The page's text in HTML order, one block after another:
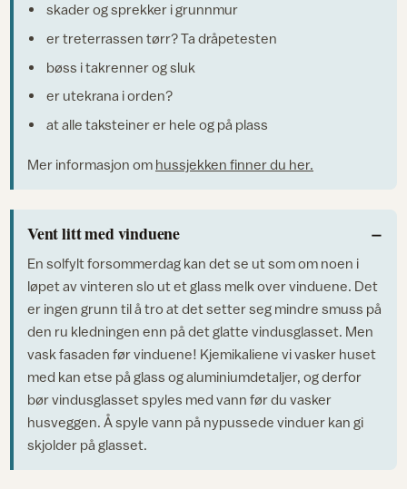
skader og sprekker i grunnmur
er treterrassen tørr? Ta dråpetesten
bøss i takrenner og sluk
er utekrana i orden?
at alle taksteiner er hele og på plass
Mer informasjon om hussjekken finner du her.
Vent litt med vinduene
En solfylt forsommerdag kan det se ut som om noen i
løpet av vinteren slo ut et glass melk over vinduene. Det
er ingen grunn til å tro at det setter seg mindre smuss på
den ru kledningen enn på det glatte vindusglasset. Men
vask fasaden før vinduene! Kjemikaliene vi vasker huset
med kan etse på glass og aluminiumdetaljer, og derfor
bør vindusglasset spyles med vann før du vasker
husveggen. Å spyle vann på nypussede vinduer kan gi
skjolder på glasset.